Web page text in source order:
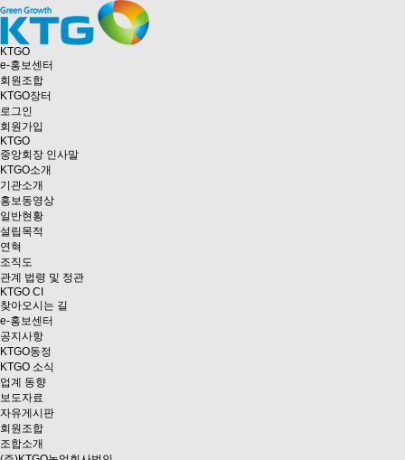
KTGO
e-홍보센터
회원조합
KTGO장터
로그인
회원가입
KTGO
중앙회장 인사말
KTGO소개
기관소개
홍보동영상
일반현황
설립목적
연혁
조직도
관계 법령 및 정관
KTGO CI
찾아오시는 길
e-홍보센터
공지사항
KTGO동정
KTGO 소식
업계 동향
보도자료
자유게시판
회원조합
조합소개